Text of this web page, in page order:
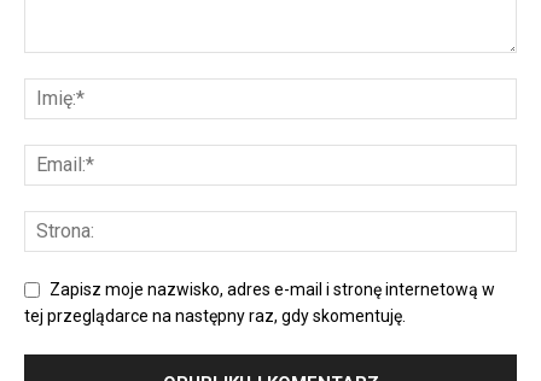
Zapisz moje nazwisko, adres e-mail i stronę internetową w
tej przeglądarce na następny raz, gdy skomentuję.